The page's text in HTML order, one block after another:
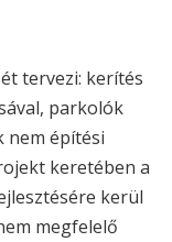
tervezi: kerítés
parkolók
nem építési
keretében a
kerül
megfelelő